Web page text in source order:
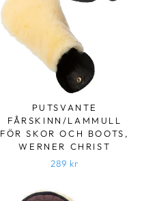
PUTSVANTE
FÅRSKINN/LAMMULL
FÖR SKOR OCH BOOTS,
WERNER CHRIST
289 kr